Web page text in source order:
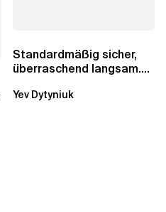
Standardmäßig sicher,
überraschend langsam.
über die RDS...
Yev Dytyniuk